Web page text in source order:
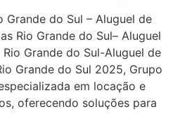
Grande do Sul – Aluguel de
Rio Grande do Sul– Aluguel
Grande do Sul-Aluguel de
Grande do Sul 2025, Grupo
em locação e
oferecendo soluções para